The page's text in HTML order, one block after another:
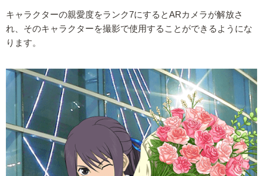
キャラクターの親愛度をランク7にするとARカメラが解放さ
れ、そのキャラクターを撮影で使用することができるようにな
ります。